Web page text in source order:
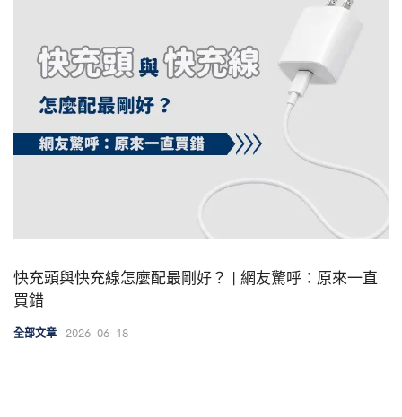
快充頭與快充線怎麼配最剛好？ | 網友驚呼：原來一直
買錯
全部文章 2026-06-18